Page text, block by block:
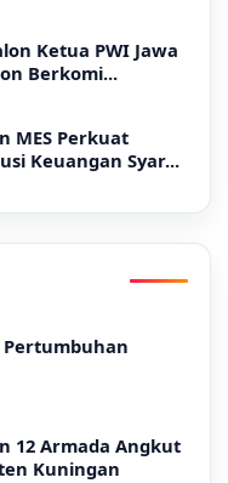
Ketua PWI Jawa
Berkomi...
MES Perkuat
Keuangan Syar...
12 Armada Angkut
Kuningan